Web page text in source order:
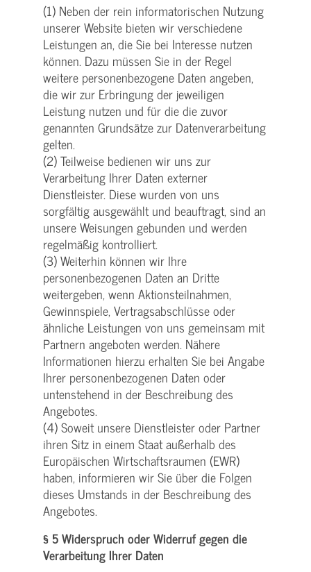
(1) Neben der rein informatorischen Nutzung
unserer Website bieten wir verschiedene
Leistungen an, die Sie bei Interesse nutzen
können. Dazu müssen Sie in der Regel
weitere personenbezogene Daten angeben,
die wir zur Erbringung der jeweiligen
Leistung nutzen und für die die zuvor
genannten Grundsätze zur Datenverarbeitung
gelten.
(2) Teilweise bedienen wir uns zur
Verarbeitung Ihrer Daten externer
Dienstleister. Diese wurden von uns
sorgfältig ausgewählt und beauftragt, sind an
unsere Weisungen gebunden und werden
regelmäßig kontrolliert.
(3) Weiterhin können wir Ihre
personenbezogenen Daten an Dritte
weitergeben, wenn Aktionsteilnahmen,
Gewinnspiele, Vertragsabschlüsse oder
ähnliche Leistungen von uns gemeinsam mit
Partnern angeboten werden. Nähere
Informationen hierzu erhalten Sie bei Angabe
Ihrer personenbezogenen Daten oder
untenstehend in der Beschreibung des
Angebotes.
(4) Soweit unsere Dienstleister oder Partner
ihren Sitz in einem Staat außerhalb des
Europäischen Wirtschaftsraumen (EWR)
haben, informieren wir Sie über die Folgen
dieses Umstands in der Beschreibung des
Angebotes.
§ 5 Widerspruch oder Widerruf gegen die
Verarbeitung Ihrer Daten